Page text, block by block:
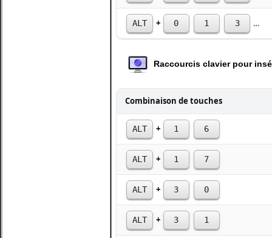
ALT + 0 1 3
Raccourcis clavier pour
Combinaison de touches
ALT + 1 6
ALT + 1 7
ALT + 3 0
ALT + 3 1